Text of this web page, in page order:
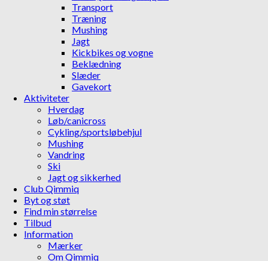
Transport
Træning
Mushing
Jagt
Kickbikes og vogne
Beklædning
Slæder
Gavekort
Aktiviteter
Hverdag
Løb/canicross
Cykling/sportsløbehjul
Mushing
Vandring
Ski
Jagt og sikkerhed
Club Qimmiq
Byt og støt
Find min størrelse
Tilbud
Information
Mærker
Om Qimmiq